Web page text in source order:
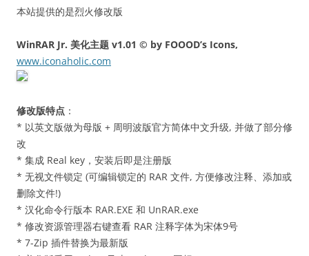
本站提供的是烈火修改版
WinRAR Jr. 美化主题 v1.01 © by FOOOD’s Icons,
www.iconaholic.com
修改版特点 ：
* 以英文版做为母版 + 周明波版官方简体中文升级, 并做了部分修
改
* 集成 Real key，安装后即是注册版
* 无视文件锁定 (可编辑锁定的 RAR 文件, 方便修改注释、添加或
删除文件!)
* 汉化命令行版本 RAR.EXE 和 UnRAR.exe
* 修改资源管理器右键查看 RAR 注释字体为宋体9号
* 7-Zip 插件替换为最新版